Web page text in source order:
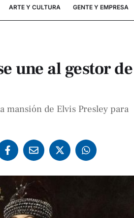
ARTE Y CULTURA GENTE Y EMPRESA
une al gestor de
mansión de Elvis Presley para